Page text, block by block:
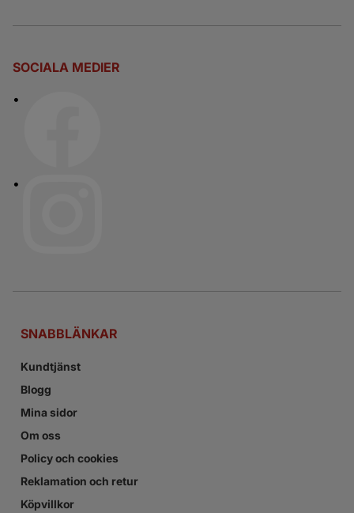
SOCIALA MEDIER
SNABBLÄNKAR
Kundtjänst
Blogg
Mina sidor
Om oss
Policy och cookies
Reklamation och retur
Köpvillkor